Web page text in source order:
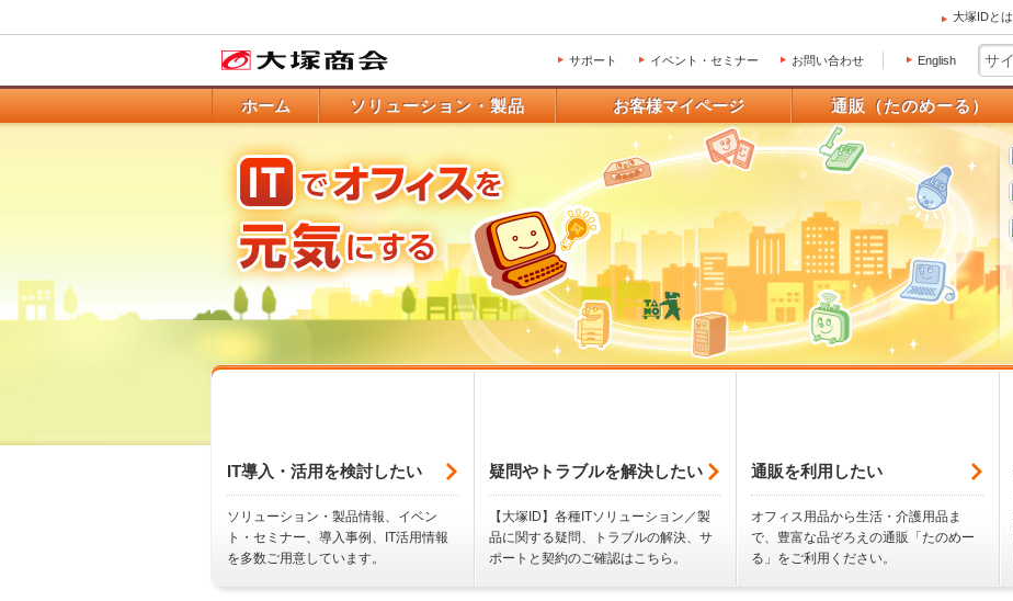
大塚IDとは
サポート イベント・セミナー お問い合わせ English
ホーム ソリューション・製品 お客様マイページ 通販（たのめーる）
IT導入・活用を検討したい
ソリューション・製品情報、イベン
ト・セミナー、導入事例、IT活用情報
を多数ご用意しています。
疑問やトラブルを解決したい
【大塚ID】各種ITソリューション／製
品に関する疑問、トラブルの解決、サ
ポートと契約のご確認はこちら。
通販を利用したい
オフィス用品から生活・介護用品ま
で、豊富な品ぞろえの通販「たのめー
る」をご利用ください。